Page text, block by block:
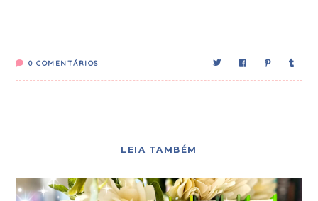
0 COMENTÁRIOS
LEIA TAMBÉM